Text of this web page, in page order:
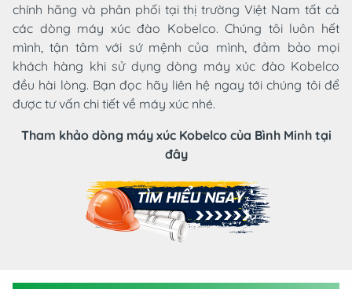
chính hãng và phân phối tại thị trường Việt Nam tất cả
các dòng máy xúc đào Kobelco. Chúng tôi luôn hết
mình, tận tâm với sứ mệnh của mình, đảm bảo mọi
khách hàng khi sử dụng dòng máy xúc đào Kobelco
đều hài lòng. Bạn đọc hãy liên hệ ngay tới chúng tôi để
được tư vấn chi tiết về máy xúc nhé.
Tham khảo dòng máy xúc Kobelco của Bình Minh tại
đây